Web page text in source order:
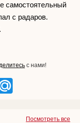
самостоятельный
с радаров.
с нами!
Посмотреть все